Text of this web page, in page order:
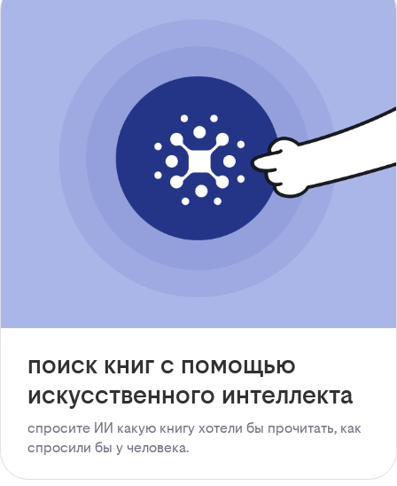
поиск книг с помощью
искусственного интеллекта
спросите ИИ какую книгу хотели бы прочитать, как
спросили бы у человека.